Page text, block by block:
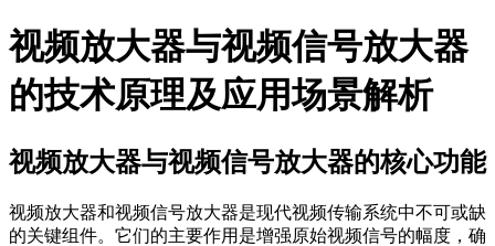
视频放大器与视频信号放大器
的技术原理及应用场景解析
视频放大器与视频信号放大器的核心功能
视频放大器和视频信号放大器是现代视频传输系统中不可或缺
的关键组件。它们的主要作用是增强原始视频信号的幅度，确